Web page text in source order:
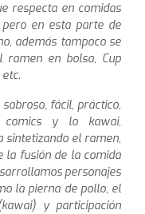
respecta en comidas
en esta parte de
además tampoco se
ramen en bolsa, Cup
fácil, práctico,
comics y lo kawai,
sintetizando el ramen,
la fusión de la comida
personajes
la pierna de pollo, el
y participación